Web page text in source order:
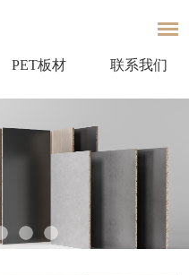
PET板材 联系我们